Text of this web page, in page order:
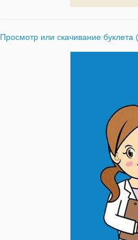
Просмотр или скачивание